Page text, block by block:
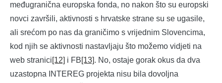
međugranična europska fonda, no nakon što su europski
novci završili, aktivnosti s hrvatske strane su se ugasile,
ali srećom po nas da graničimo s vrijednim Slovencima,
kod njih se aktivnosti nastavljaju što možemo vidjeti na
web stranici[12] i FB[13]. No, ostaje gorak okus da dva
uzastopna INTEREG projekta nisu bila dovoljna